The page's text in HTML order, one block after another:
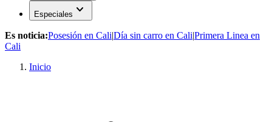
Especiales expand_more
Es noticia:Posesión en Cali|Día sin carro en Cali|Primera Linea en
Cali
Inicio